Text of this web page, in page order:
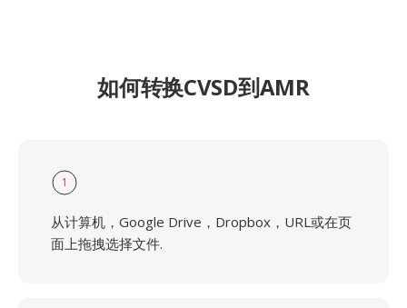
如何转换CVSD到AMR
1
从计算机，Google Drive，Dropbox，URL或在页
面上拖拽选择文件.